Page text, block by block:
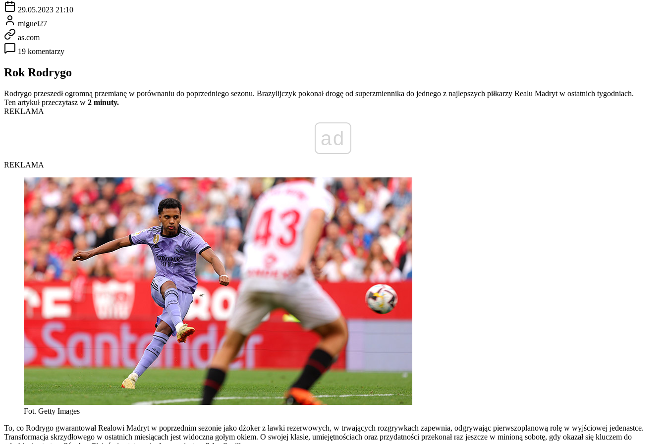
29.05.2023 21:10
miguel27
as.com
19 komentarzy
Rok Rodrygo
Rodrygo przeszedł ogromną przemianę w porównaniu do poprzedniego sezonu. Brazylijczyk pokonał drogę od superzmiennika do jednego z najlepszych piłkarzy Realu Madryt w ostatnich tygodniach.
Ten artykuł przeczytasz w 2 minuty.
REKLAMA
ad
REKLAMA
Fot. Getty Images
To, co Rodrygo gwarantował Realowi Madryt w poprzednim sezonie jako dżoker z ławki rezerwowych, w trwających rozgrywkach zapewnia, odgrywając pierwszoplanową rolę w wyjściowej jedenastce.
Transformacja skrzydłowego w ostatnich miesiącach jest widoczna gołym okiem. O swojej klasie, umiejętnościach oraz przydatności przekonał raz jeszcze w minioną sobotę, gdy okazał się kluczem do